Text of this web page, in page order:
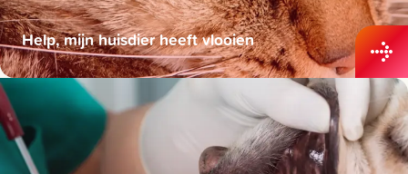
Help, mijn huisdier heeft vlooien